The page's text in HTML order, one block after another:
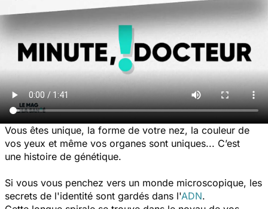
Vous êtes unique, la forme de votre nez, la couleur de
vos yeux et même vos organes sont uniques... C’est
une histoire de génétique.
Si vous vous penchez vers un monde microscopique, les
secrets de l'identité sont gardés dans l'ADN.